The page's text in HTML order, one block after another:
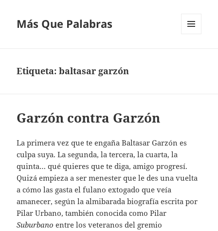
Más Que Palabras
Etiqueta:baltasar garzón
Garzón contra Garzón
La primera vez que te engaña Baltasar Garzón es
culpa suya. La segunda, la tercera, la cuarta, la
quinta… qué quieres que te diga, amigo progresí.
Quizá empieza a ser menester que le des una vuelta
a cómo las gasta el fulano extogado que veía
amanecer, según la almibarada biografía escrita por
Pilar Urbano, también conocida como Pilar
Suburbano entre los veteranos del gremio